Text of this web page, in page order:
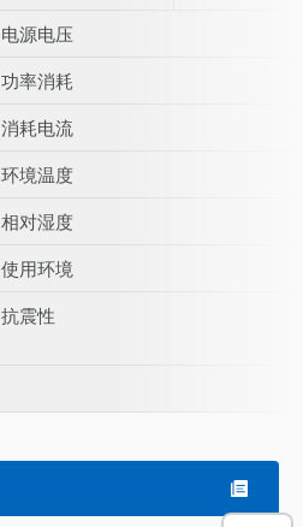
电源电压
功率消耗
消耗电流
环境温度
相对湿度
使用环境
抗震性